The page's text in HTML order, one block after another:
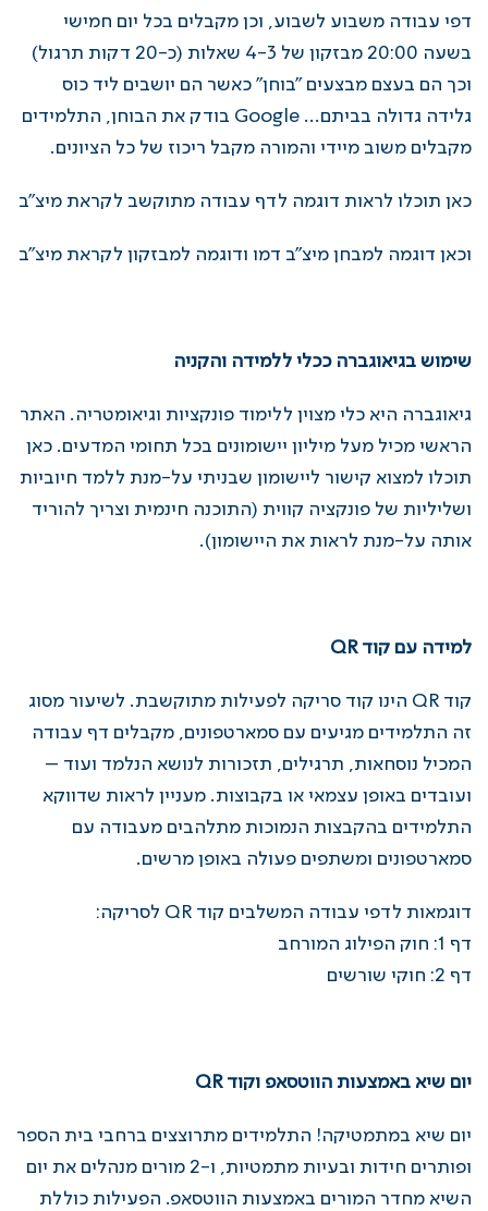
דפי עבודה משבוע לשבוע, וכן מקבלים בכל יום חמישי
בשעה 20:00 מבזקון של 4-3 שאלות (כ-20 דקות תרגול)
וכך הם בעצם מבצעים "בוחן" כאשר הם יושבים ליד כוס
גלידה גדולה בביתם… Google בודק את הבוחן, התלמידים
מקבלים משוב מיידי והמורה מקבל ריכוז של כל הציונים.
כאן תוכלו לראות דוגמה לדף עבודה מתוקשב לקראת מיצ"ב
וכאן דוגמה למבחן מיצ"ב דמו ודוגמה למבזקון לקראת מיצ"ב
שימוש בגיאוגברה ככלי ללמידה והקניה
גיאוגברה היא כלי מצוין ללימוד פונקציות וגיאומטריה. האתר
הראשי מכיל מעל מיליון יישומונים בכל תחומי המדעים. כאן
תוכלו למצוא קישור ליישומון שבניתי על-מנת ללמד חיוביות
ושליליות של פונקציה קווית (התוכנה חינמית וצריך להוריד
אותה על-מנת לראות את היישומון).
למידה עם קוד QR
קוד QR הינו קוד סריקה לפעילות מתוקשבת. לשיעור מסוג
זה התלמידים מגיעים עם סמארטפונים, מקבלים דף עבודה
המכיל נוסחאות, תרגילים, תזכורות לנושא הנלמד ועוד –
ועובדים באופן עצמאי או בקבוצות. מעניין לראות שדווקא
התלמידים בהקבצות הנמוכות מתלהבים מעבודה עם
סמארטפונים ומשתפים פעולה באופן מרשים.
דוגמאות לדפי עבודה המשלבים קוד QR לסריקה:
דף 1: חוק הפילוג המורחב
דף 2: חוקי שורשים
יום שיא באמצעות הווטסאפ וקוד QR
יום שיא במתמטיקה! התלמידים מתרוצצים ברחבי בית הספר
ופותרים חידות ובעיות מתמטיות, ו-2
מורים מנהלים את יום
השיא מחדר המורים באמצעות הווטסאפ. הפעילות כוללת